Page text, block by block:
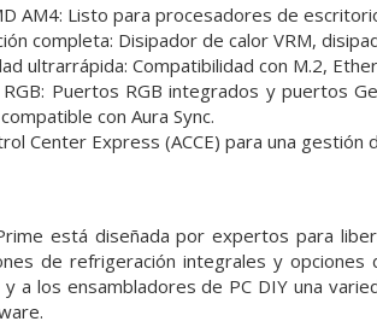
AM4: Listo para procesadores de
completa: Disipador de calor VRM,
ultrarrápida: Compatibilidad con M.2,
RGB: Puertos RGB integrados y puertos
con Aura Sync.
Center Express (ACCE) para una
está diseñada por expertos para
de refrigeración integrales y
y a los ensambladores de PC DIY una